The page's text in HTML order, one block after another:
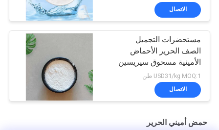
الاتصال
مستحضرات التجميل
الصف الحرير الأحماض
الأمينية مسحوق سيريسين
للحصول على قناع الوجه
مكيف الشعر
USD31/kg MOQ:1 طن
الاتصال
حمض أميني الحرير